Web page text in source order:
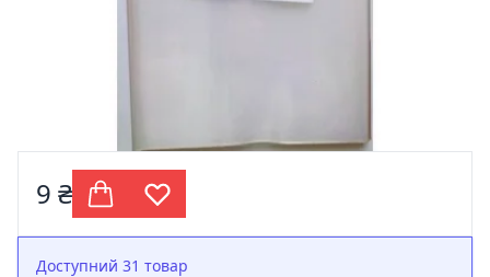
9 ₴
Доступний 31 товар